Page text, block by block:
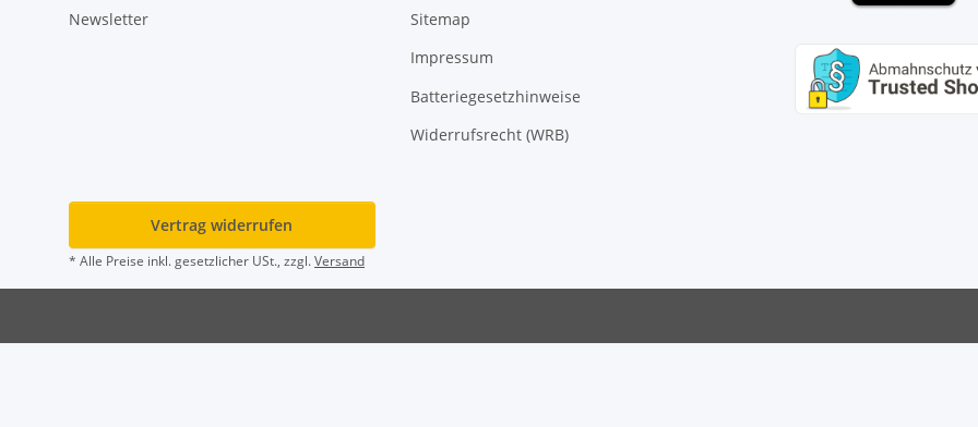
Newsletter
Sitemap
Impressum
Batteriegesetzhinweise
Widerrufsrecht (WRB)
Vertrag widerrufen
* Alle Preise inkl. gesetzlicher USt., zzgl.Versand